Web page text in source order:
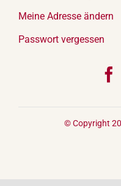
Meine Adresse ändern
Passwort vergessen
© Copyright